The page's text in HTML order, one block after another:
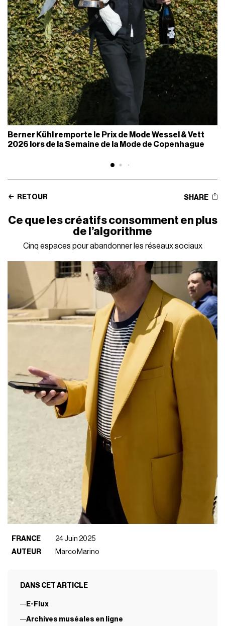
Berner Kühl remporte le Prix de Mode Wessel & Vett
2026 lors de la Semaine de la Mode de Copenhague
RETOUR SHARE
Ce que les créatifs consomment en plus
de l’algorithme
Cinq espaces pour abandonner les réseaux sociaux
FRANCE
24 Juin 2025
AUTEUR
Marco Marino
DANS CET ARTICLE
E-Flux
Archives muséales en ligne